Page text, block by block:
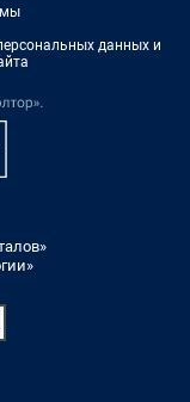
данных и